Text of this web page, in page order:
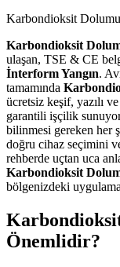
Karbondioksit Dolumu
Karbondioksit
ulaşan, TSE & CE
İnterform Yangın.
tamamında
ücretsiz keşif, yazılı
garantili işçilik
bilinmesi gereken her
doğru cihaz seçimini
rehberde uçtan uca
Karbondioksit
bölgenizdeki uygulama
Önemlidir?